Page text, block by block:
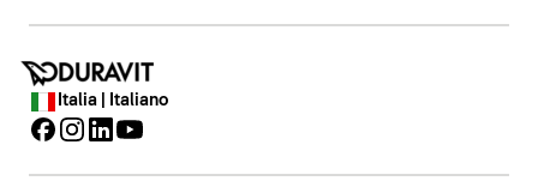
Italia | Italiano